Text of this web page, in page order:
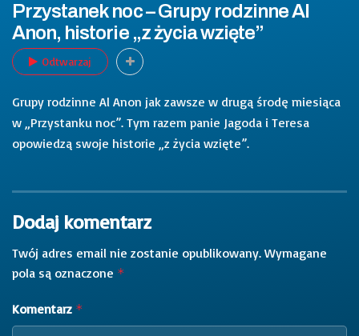
Przystanek noc – Grupy rodzinne Al
Anon, historie „z życia wzięte”
Odtwarzaj
Grupy rodzinne Al Anon jak zawsze w drugą środę miesiąca
w „Przystanku noc”. Tym razem panie Jagoda i Teresa
opowiedzą swoje historie „z życia wzięte”.
Dodaj komentarz
Twój adres email nie zostanie opublikowany. Wymagane
pola są oznaczone *
Komentarz *